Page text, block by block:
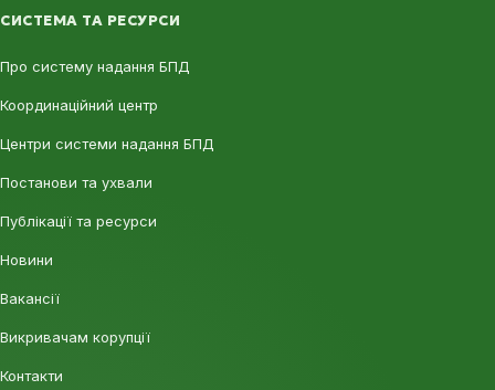
СИСТЕМА ТА РЕСУРСИ
Про систему надання БПД
Координаційний центр
Центри системи надання БПД
Постанови та ухвали
Публікації та ресурси
Новини
Вакансії
Викривачам корупції
Контакти